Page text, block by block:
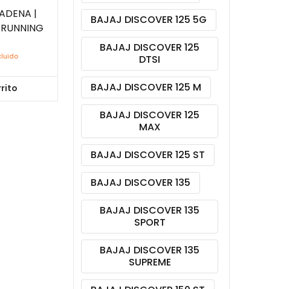
|
BAJAJ DISCOVER 125 5G
BAJAJ DISCOVER 125
DTSI
BAJAJ DISCOVER 125 M
BAJAJ DISCOVER 125
MAX
BAJAJ DISCOVER 125 ST
BAJAJ DISCOVER 135
BAJAJ DISCOVER 135
SPORT
BAJAJ DISCOVER 135
SUPREME